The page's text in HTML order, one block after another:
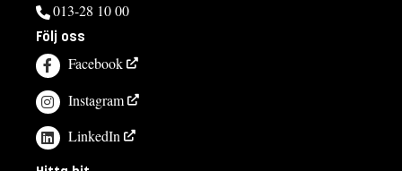
013-28 10 00
Följ oss
Facebook
Instagram
LinkedIn